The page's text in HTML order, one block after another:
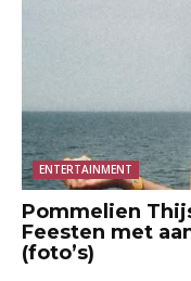
ENTERTAINMENT
Pommelien
Feesten met
(foto’s)